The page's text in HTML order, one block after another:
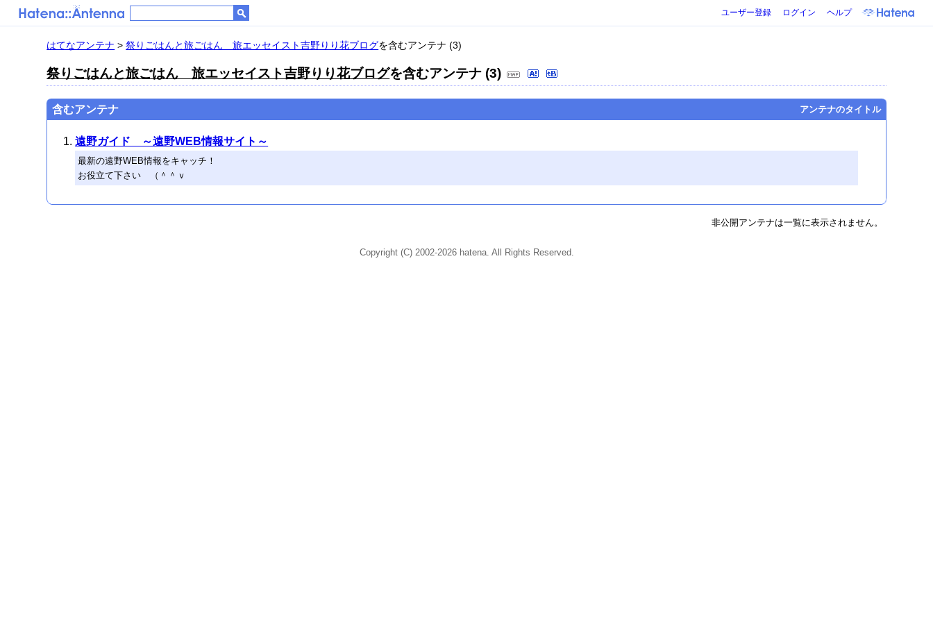
ユーザー登録 ログイン ヘルプ
はてなアンテナ >祭りごはんと旅ごはん 旅エッセイスト吉野りり花ブログを含むアンテナ (3)
祭りごはんと旅ごはん 旅エッセイスト吉野りり花ブログを含むアンテナ (3)
含むアンテナ アンテナのタイトル
遠野ガイド ～遠野WEB情報サイト～
最新の遠野WEB情報をキャッチ！
お役立て下さい （＾＾ｖ
非公開アンテナは一覧に表示されません。
Copyright (C) 2002-2026 hatena. All Rights Reserved.